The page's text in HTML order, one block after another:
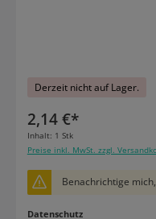
Derzeit nicht auf Lager.
2,14 €*
Inhalt: 1 Stk
Preise inkl. MwSt. zzgl.
Benachrichtige
Datenschutz